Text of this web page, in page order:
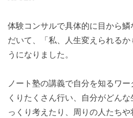
体験コンサルで具体的に目から
だいて、「私、人生変えられる
うになりました。
ノート塾の講義で自分を知るワ
くりたくさん行い、自分がどん
っくり考えたり、周りの人たち